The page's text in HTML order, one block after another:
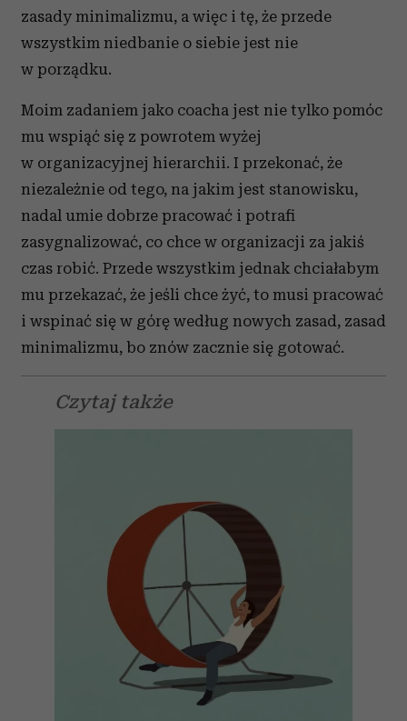
zasady minimalizmu, a więc i tę, że przede
wszystkim niedbanie o siebie jest nie
w porządku.
Moim zadaniem jako coacha jest nie tylko pomóc
mu wspiąć się z powrotem wyżej
w organizacyjnej hierarchii. I przekonać, że
niezależnie od tego, na jakim jest stanowisku,
nadal umie dobrze pracować i potrafi
zasygnalizować, co chce w organizacji za jakiś
czas robić. Przede wszystkim jednak chciałabym
mu przekazać, że jeśli chce żyć, to musi pracować
i wspinać się w górę według nowych zasad, zasad
minimalizmu, bo znów zacznie się gotować.
Czytaj także